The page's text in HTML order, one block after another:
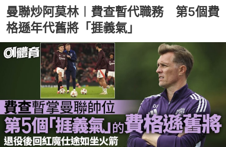
曼聯炒阿莫林︱費查暫代職務 第5個費
格遜年代舊將「捱義氣」